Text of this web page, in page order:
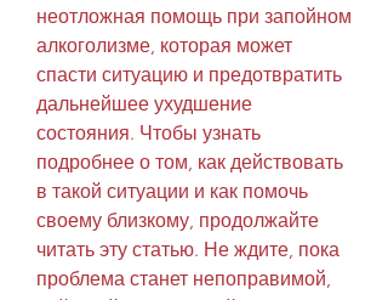
неотложная помощь при запойном
алкоголизме, которая может
спасти ситуацию и предотвратить
дальнейшее ухудшение
состояния. Чтобы узнать
подробнее о том, как действовать
в такой ситуации и как помочь
своему близкому, продолжайте
читать эту статью. Не ждите, пока
проблема станет непоправимой,